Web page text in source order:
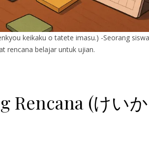
keikaku o tatete imasu.) -Seorang siswa
rencana belajar untuk ujian.
Rencana (けい